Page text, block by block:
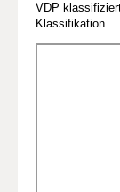
VDP
Klassifikation.